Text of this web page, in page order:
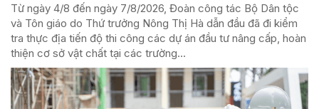
Từ ngày 4/8 đến ngày 7/8/2026, Đoàn công tác Bộ Dân tộc
và Tôn giáo do Thứ trưởng Nông Thị Hà dẫn đầu đã đi kiểm
tra thực địa tiến độ thi công các dự án đầu tư nâng cấp, hoàn
thiện cơ sở vật chất tại các trường...